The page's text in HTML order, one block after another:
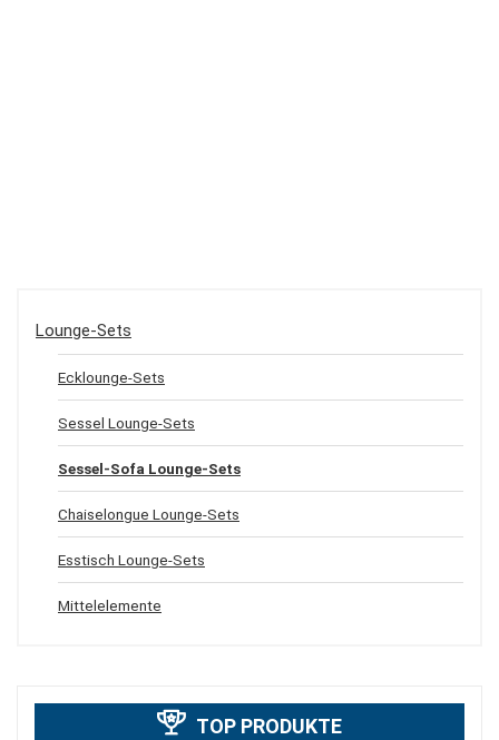
Lounge-Sets
Ecklounge-Sets
Sessel Lounge-Sets
Sessel-Sofa Lounge-Sets
Chaiselongue Lounge-Sets
Esstisch Lounge-Sets
Mittelelemente
TOP PRODUKTE